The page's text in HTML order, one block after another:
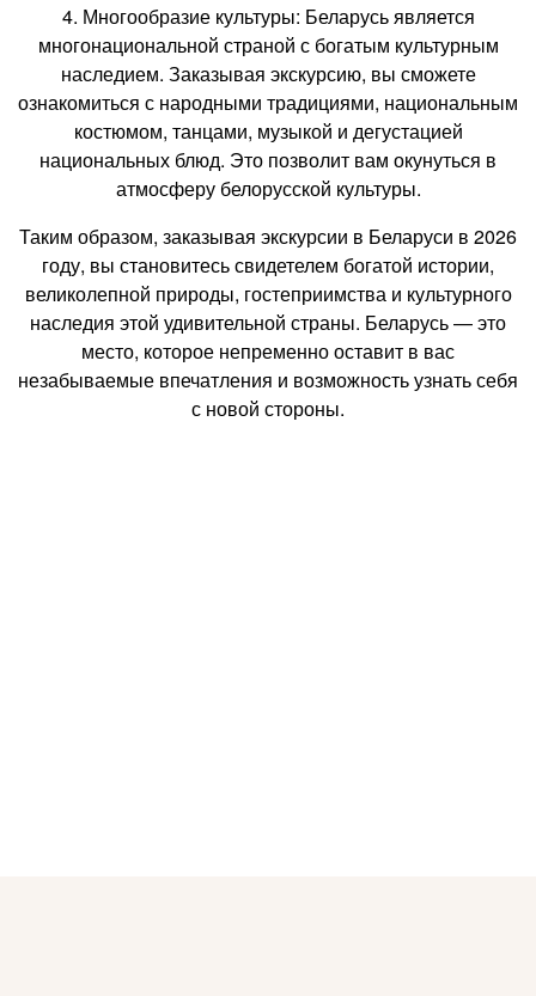
4. Многообразие культуры: Беларусь является
многонациональной страной с богатым культурным
наследием. Заказывая экскурсию, вы сможете
ознакомиться с народными традициями, национальным
костюмом, танцами, музыкой и дегустацией
национальных блюд. Это позволит вам окунуться в
атмосферу белорусской культуры.
Таким образом, заказывая экскурсии в Беларуси в 2026
году, вы становитесь свидетелем богатой истории,
великолепной природы, гостеприимства и культурного
наследия этой удивительной страны. Беларусь — это
место, которое непременно оставит в вас
незабываемые впечатления и возможность узнать себя
с новой стороны.